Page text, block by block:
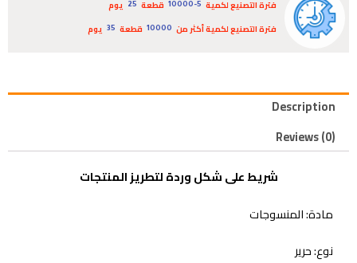
فترة التصنيع لكمية 10000-5 قطعة 25
يوم
فترة التصنيع لكمية أكثر من
10000 قطعة 35 يوم
Description
Reviews (0)
شريط على شكل وردة لتطريز المنتجات
مادة: المنسوجات
نوع: حرير